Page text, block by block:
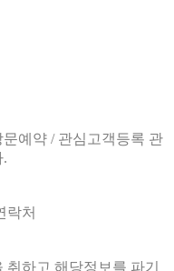
예약 / 관심고객등록 관
.
락처
하고 해당정보를 파기